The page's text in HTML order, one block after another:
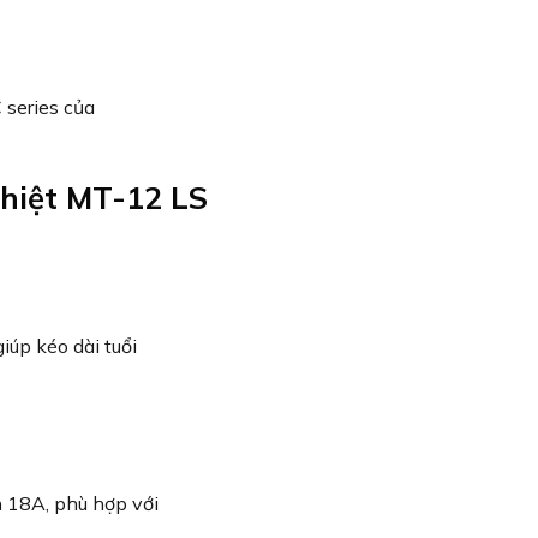
minh cho mọi hệ thống điện công
Với Các Dòng Sản Phẩm Khác